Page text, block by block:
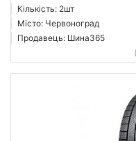
Кількість: 2шт
Місто: Червоноград
Продавець: Шина365